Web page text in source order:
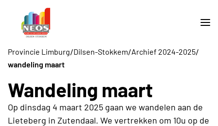
Provincie Limburg/Dilsen-Stokkem/Archief 2024-2025/
wandeling maart
Wandeling maart
Op dinsdag 4 maart 2025 gaan we wandelen aan de
Lieteberg in Zutendaal. We vertrekken om 10u op de